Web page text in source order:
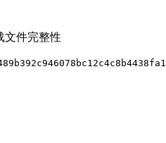
文件完整性